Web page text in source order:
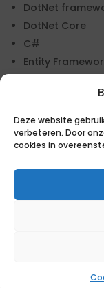
Deze website
verbeteren. Door
cookies in
DotNet
DotNet Core
C#
Entity
MVC5
SOAP
T-SQL (Azure)
SQL Server